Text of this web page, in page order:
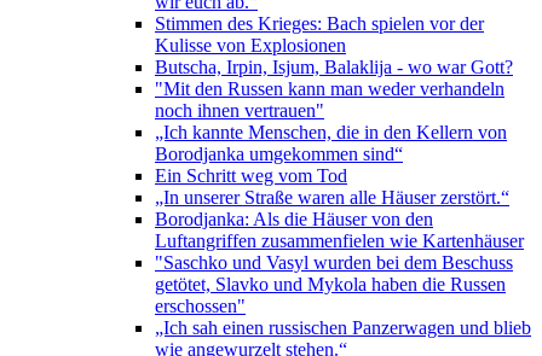
Stimmen des Krieges: Bach spielen vor der
Kulisse von Explosionen
Butscha, Irpin, Isjum, Balaklija - wo war Gott?
"Mit den Russen kann man weder verhandeln
noch ihnen vertrauen"
„Ich kannte Menschen, die in den Kellern von
Borodjanka umgekommen sind“
Ein Schritt weg vom Tod
„In unserer Straße waren alle Häuser zerstört.“
Borodjanka: Als die Häuser von den
Luftangriffen zusammenfielen wie Kartenhäuser
"Saschko und Vasyl wurden bei dem Beschuss
getötet, Slavko und Mykola haben die Russen
erschossen"
„Ich sah einen russischen Panzerwagen und blieb
wie angewurzelt stehen.“